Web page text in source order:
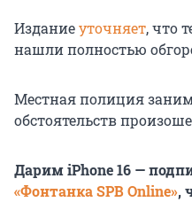
Изданиеуточняет, что
нашли полностью
Местная полиция
обстоятельств
Дарим iPhone 16 —
«Фонтанка SPB Online»,